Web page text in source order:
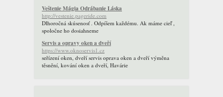
Veštenie Mágia Odrábanie Láska
http://vestenie.pageride.com
Dlhoročná skúsenosť . Odpíšem každému. Ak máme cieľ ,
spoločne ho dosiahneme
Servis a opravy oken a dveří
https://www.oknoservis1.cz
seřízení oken, dveří servis oprava oken a dveří výměna
těsnění, kování oken a dveří, Havárie